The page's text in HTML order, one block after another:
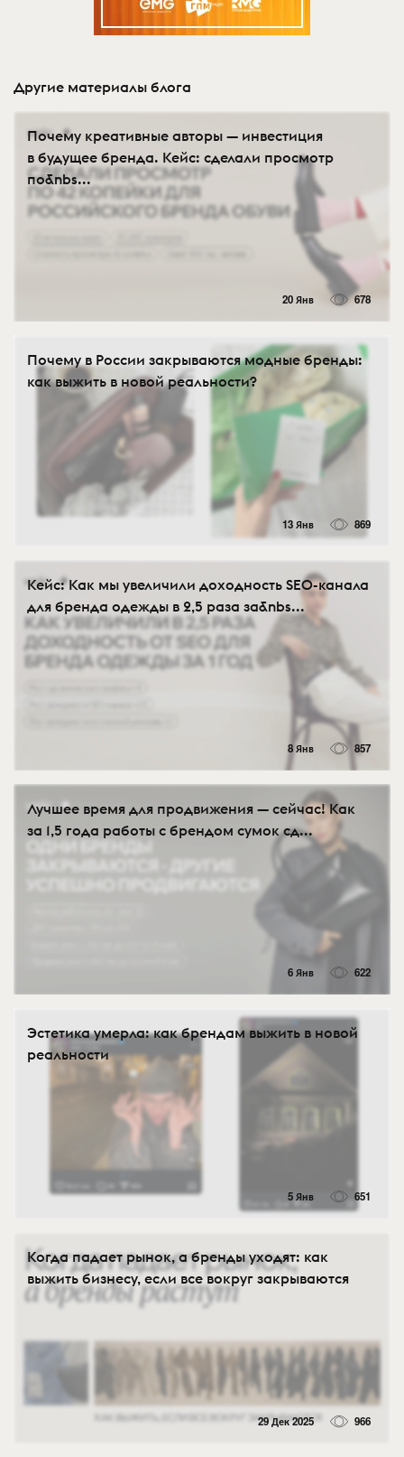
Другие материалы блога
Почему креативные авторы — инвестиция
в будущее бренда. Кейс: сделали просмотр
по&nbs...
20 Янв 678
Почему в России закрываются модные бренды:
как выжить в новой реальности?
13 Янв 869
Кейс: Как мы увеличили доходность SEO-канала
для бренда одежды в 2,5 раза за&nbs...
8 Янв 857
Лучшее время для продвижения — сейчас! Как
за 1,5 года работы с брендом сумок сд...
6 Янв 622
Эстетика умерла: как брендам выжить в новой
реальности
5 Янв 651
Когда падает рынок, а бренды уходят: как
выжить бизнесу, если все вокруг закрываются
29 Дек 2025 966